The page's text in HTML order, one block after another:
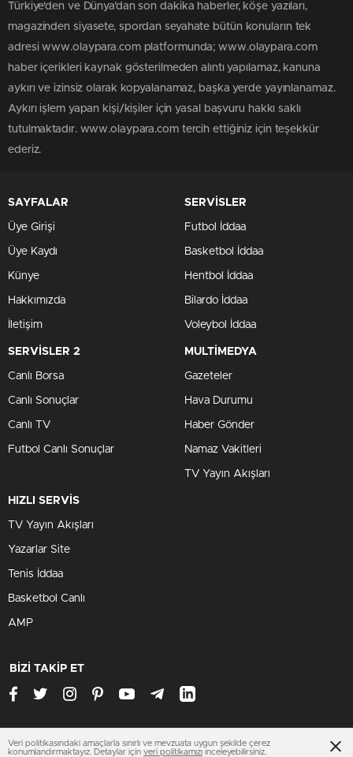
Türkiye'den ve Dünya’dan son dakika haberler, köşe yazıları,
magazinden siyasete, spordan seyahate bütün konuların tek
adresi www.olaypara.com platformunda; www.olaypara.com
haber içerikleri kaynak gösterilmeden alıntı yapılamaz, kanuna
aykırı ve izinsiz olarak kopyalanamaz, başka yerde yayınlanamaz.
Aykırı işlem yapan kişi/kişiler için yasal başvuru hakkı saklı
tutulmaktadır. www.olaypara.com tercih ettiğiniz için teşekkür
ederiz.
SAYFALAR
Üye Girişi
Üye Kaydı
Künye
Hakkımızda
İletişim
SERVİSLER
Futbol İddaa
Basketbol İddaa
Hentbol İddaa
Bilardo İddaa
Voleybol İddaa
SERVİSLER 2
Canlı Borsa
Canlı Sonuçlar
Canlı TV
Futbol Canlı Sonuçlar
MULTİMEDYA
Gazeteler
Hava Durumu
Haber Gönder
Namaz Vakitleri
TV Yayın Akışları
HIZLI SERVİS
TV Yayın Akışları
Yazarlar Site
Tenis İddaa
Basketbol Canlı
AMP
BİZİ TAKİP ET
www.olaypara.com
Veri politikasındaki amaçlarla sınırlı ve mevzuata uygun şekilde çerez
konumlandırmaktayız. Detaylar için veri politikamızı inceleyebilirsiniz.